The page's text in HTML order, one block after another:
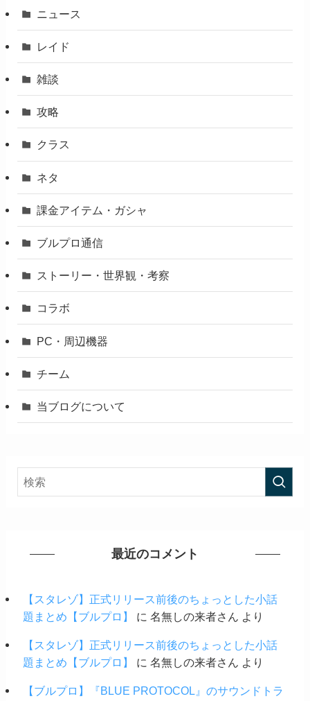
ニュース
レイド
雑談
攻略
クラス
ネタ
課金アイテム・ガシャ
ブルプロ通信
ストーリー・世界観・考察
コラボ
PC・周辺機器
チーム
当ブログについて
最近のコメント
【スタレゾ】正式リリース前後のちょっとした小話
題まとめ【ブルプロ】
に 名無しの来者さん より
【スタレゾ】正式リリース前後のちょっとした小話
題まとめ【ブルプロ】
に 名無しの来者さん より
【ブルプロ】『BLUE PROTOCOL』のサウンドトラ